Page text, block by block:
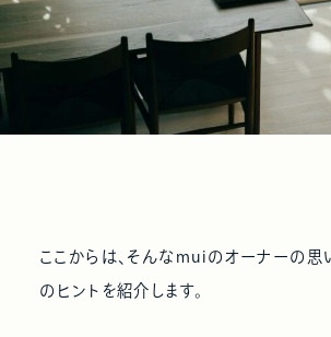
ここからは、そんなmuiのオーナーの思
のヒントを紹介します。